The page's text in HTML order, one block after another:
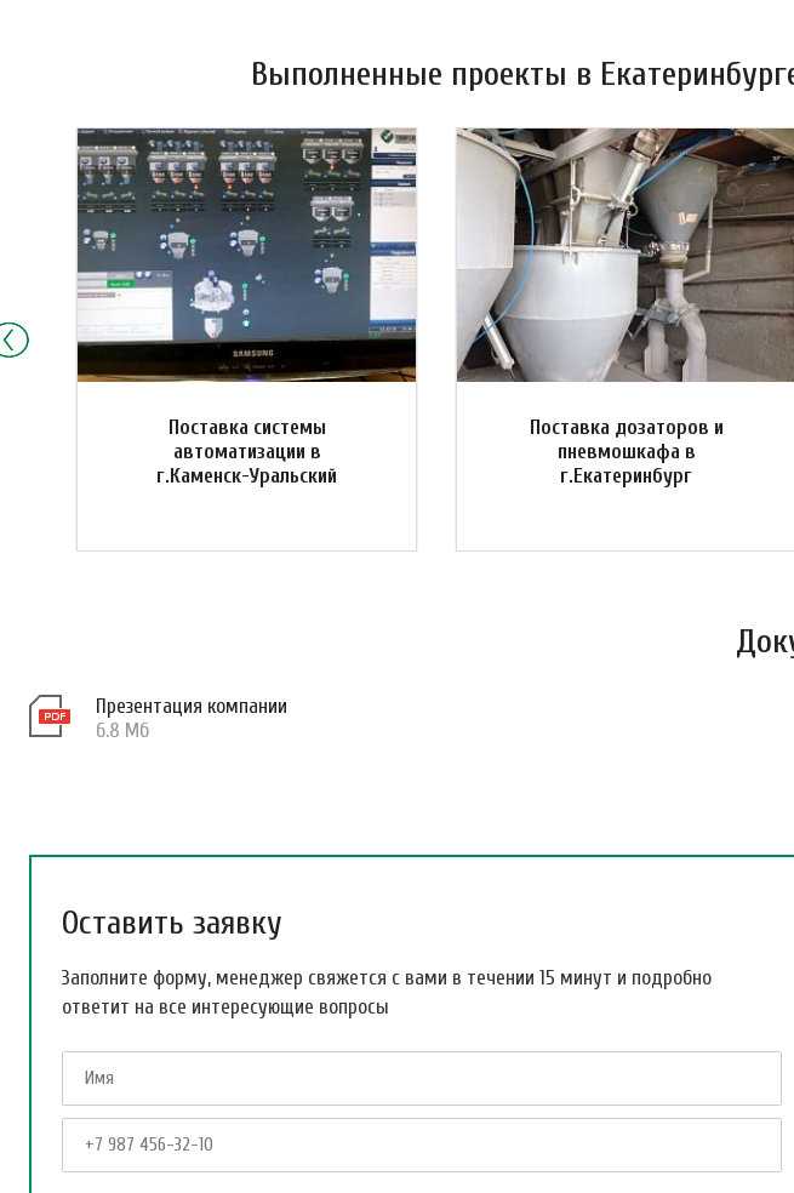
Выполненные проекты в
Поставка системы
автоматизации в
г.Каменск-Уральский
Поставка дозаторов и
пневмошкафа в
г.Екатеринбург
Презентация компании
6.8 Мб
Оставить заявку
Заполните форму, менеджер свяжется с вами в течении 15 минут и подробно
ответит на все интересующие вопросы